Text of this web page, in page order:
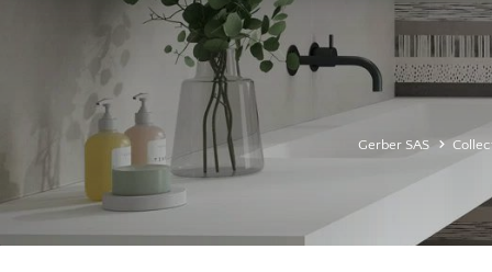
Gerber SAS